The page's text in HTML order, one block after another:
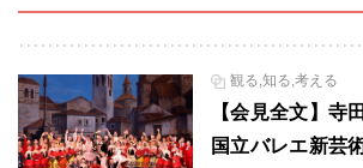
観る,知る,考える
【会見全文】寺
国立バレエ新芸